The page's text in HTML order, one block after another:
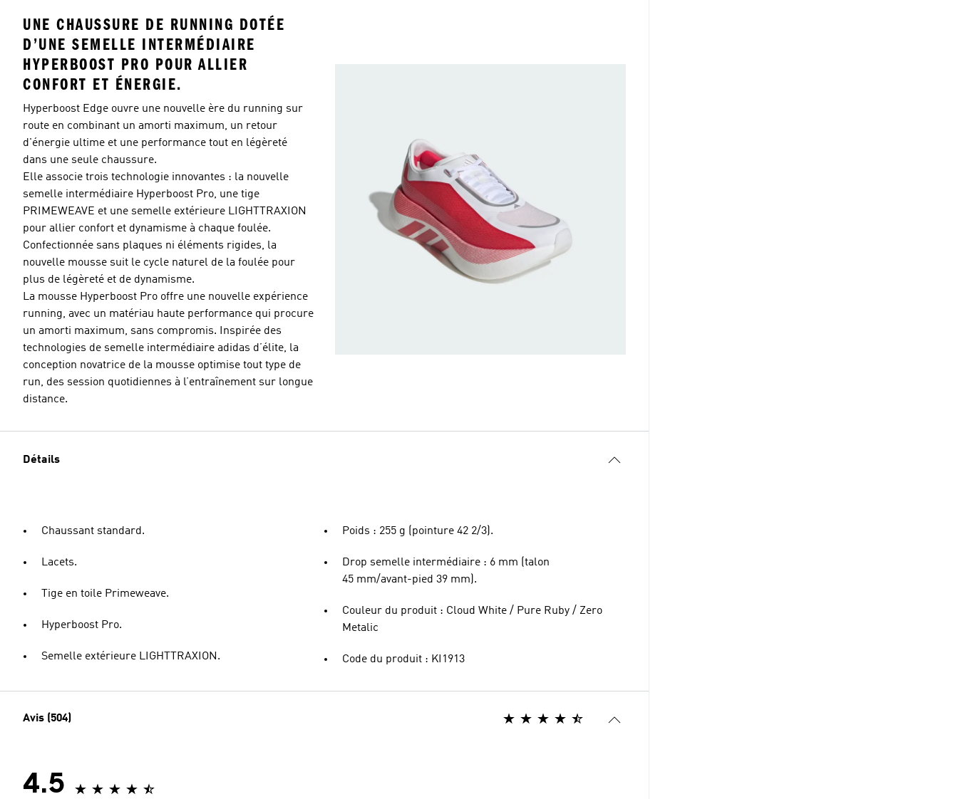
UNE CHAUSSURE DE RUNNING DOTÉE
D’UNE SEMELLE INTERMÉDIAIRE
HYPERBOOST PRO POUR ALLIER
CONFORT ET ÉNERGIE.
Hyperboost Edge ouvre une nouvelle ère du running sur
route en combinant un amorti maximum, un retour
d'énergie ultime et une performance tout en légèreté
dans une seule chaussure.
Elle associe trois technologie innovantes : la nouvelle
semelle intermédiaire Hyperboost Pro, une tige
PRIMEWEAVE et une semelle extérieure LIGHTTRAXION
pour allier confort et dynamisme à chaque foulée.
Confectionnée sans plaques ni éléments rigides, la
nouvelle mousse suit le cycle naturel de la foulée pour
plus de légèreté et de dynamisme.
La mousse Hyperboost Pro offre une nouvelle expérience
running, avec un matériau haute performance qui procure
un amorti maximum, sans compromis. Inspirée des
technologies de semelle intermédiaire adidas d’élite, la
conception novatrice de la mousse optimise tout type de
run, des session quotidiennes à l’entraînement sur longue
distance.
Détails
Chaussant standard.
Lacets.
Tige en toile Primeweave.
Hyperboost Pro.
Semelle extérieure LIGHTTRAXION.
Poids : 255 g (pointure 42 2/3).
Drop semelle intermédiaire : 6 mm (talon
45 mm/avant-pied 39 mm).
Couleur du produit : Cloud White / Pure Ruby / Zero
Metalic
Code du produit : KI1913
Avis (504)
4.5